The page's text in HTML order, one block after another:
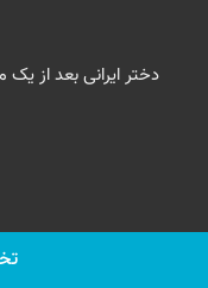
دختر ایرانی بعد از